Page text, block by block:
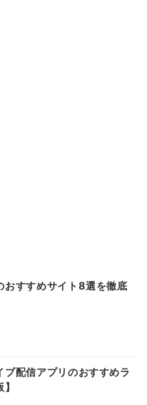
おすすめサイト8選を徹底
ブ配信アプリのおすすめラ